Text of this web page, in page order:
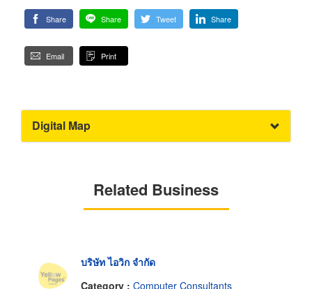
Share Share Tweet Share
Email Print
Digital Map
Related Business
บริษัท ไอวิก จำกัด
Category : Computer Consultants